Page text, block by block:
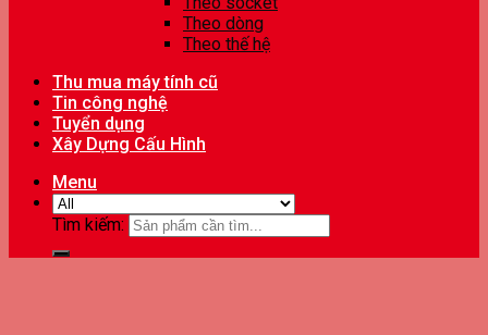
Theo dòng
Theo thế hệ
Thu mua máy tính cũ
Tin công nghệ
Tuyển dụng
Xây Dựng Cấu Hình
Menu
Tìm kiếm: